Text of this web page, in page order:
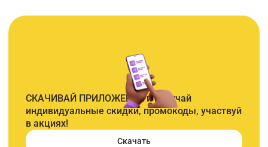
СКАЧИВАЙ ПРИЛОЖЕНИЕ и получай
индивидуальные скидки, промокоды, участвуй
в акциях!
Скачать